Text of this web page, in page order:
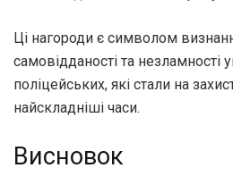
Ці нагороди є символом
самовідданості та незламності
поліцейських, які стали на
найскладніші часи.
Висновок